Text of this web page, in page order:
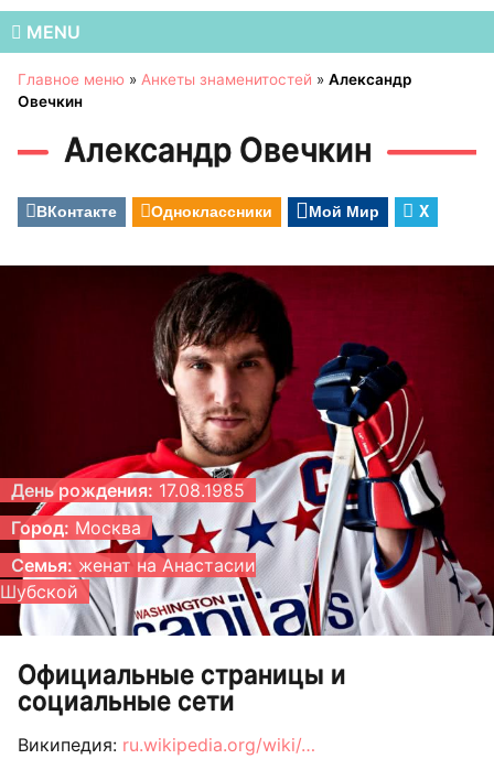
MENU
Главное меню » Анкеты знаменитостей » Александр
Овечкин
Александр Овечкин
ВКонтакте Одноклассники Мой Мир X
День рождения: 17.08.1985
Город: Москва
Семья: женат на Анастасии
Шубской
Официальные страницы и
социальные сети
Википедия: ru.wikipedia.org/wiki/…